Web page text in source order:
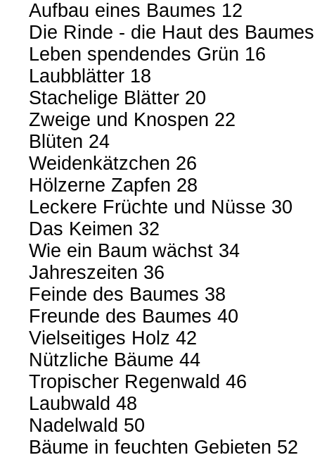
Aufbau eines Baumes 12
Die Rinde - die Haut des
Leben spendendes Grün 16
Laubblätter 18
Stachelige Blätter 20
Zweige und Knospen 22
Blüten 24
Weidenkätzchen 26
Hölzerne Zapfen 28
Leckere Früchte und Nüsse 30
Das Keimen 32
Wie ein Baum wächst 34
Jahreszeiten 36
Feinde des Baumes 38
Freunde des Baumes 40
Vielseitiges Holz 42
Nützliche Bäume 44
Tropischer Regenwald 46
Laubwald 48
Nadelwald 50
Bäume in feuchten Gebieten 52